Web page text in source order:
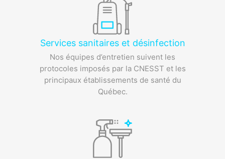
Services sanitaires et désinfection
Nos équipes d’entretien suivent les
protocoles imposés par la CNESST et les
principaux établissements de santé du
Québec.